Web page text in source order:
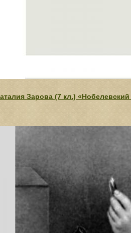
Зарова (7 кл.)